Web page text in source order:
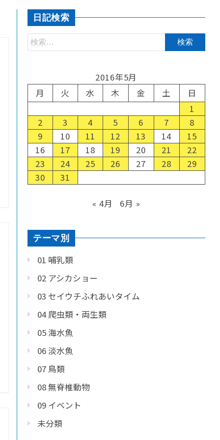
日記検索
2016年5月
月
火 水 木 金 土
日
1
2
3 4 5 6 7
8
9
10 11 12 13 14
15
16
17 18 19 20 21
22
23
24 25 26 27 28
29
30
31
« 4月 6月 »
テーマ別
01 哺乳類
02 アシカショー
03 セイウチふれあいタイム
04 爬虫類・両生類
05 海水魚
06 淡水魚
07 鳥類
08 無脊椎動物
09 イベント
未分類